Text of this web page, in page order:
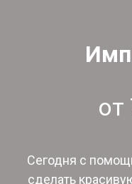
от
Сегодня с
сделать